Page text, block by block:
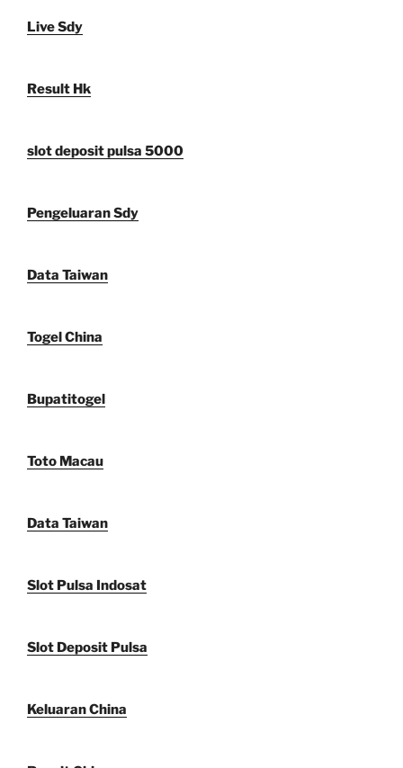
Live Sdy
Result Hk
slot deposit pulsa 5000
Pengeluaran Sdy
Data Taiwan
Togel China
Bupatitogel
Toto Macau
Data Taiwan
Slot Pulsa Indosat
Slot Deposit Pulsa
Keluaran China